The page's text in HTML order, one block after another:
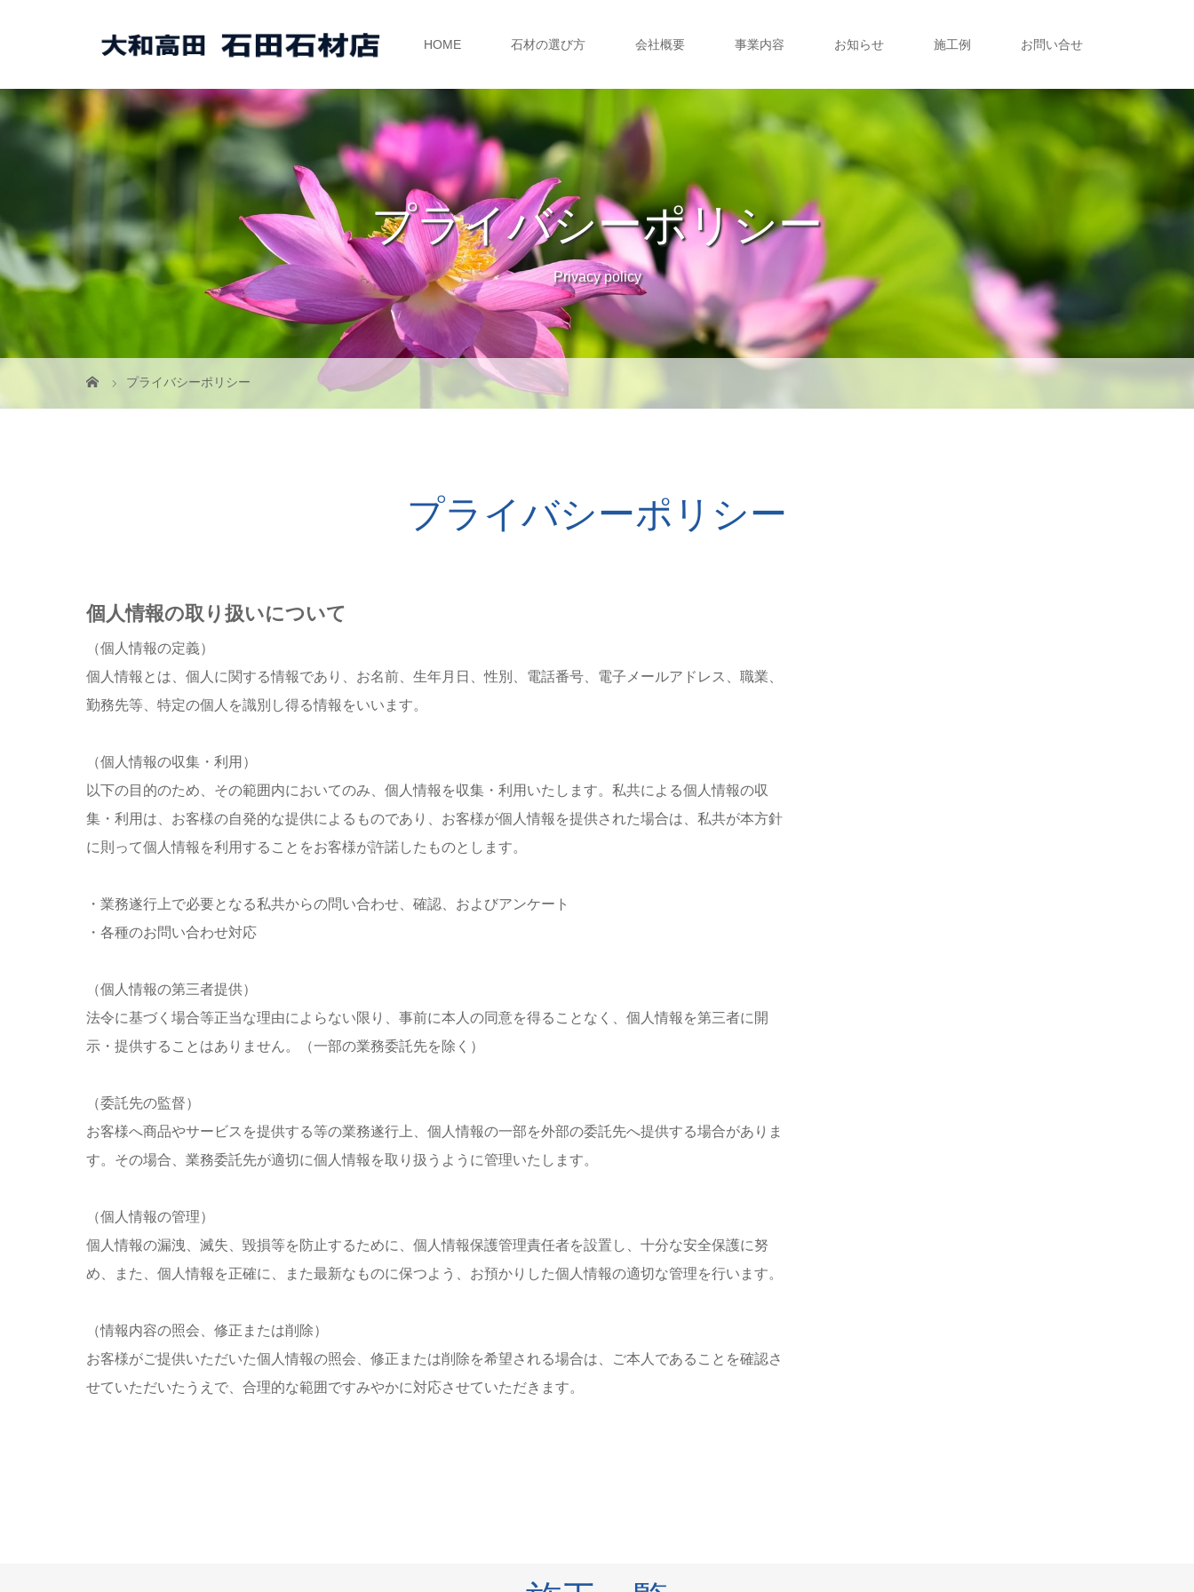
HOME 石材の選び方 会社概要 事業内容 お知らせ 施工例 お問い合せ
プライバシーポリシー
Privacy policy
プライバシーポリシー
プライバシーポリシー
個人情報の取り扱いについて
（個人情報の定義）
個人情報とは、個人に関する情報であり、お名前、生年月日、性別、電話番号、電子メールアドレス、職業、
勤務先等、特定の個人を識別し得る情報をいいます。
（個人情報の収集・利用）
以下の目的のため、その範囲内においてのみ、個人情報を収集・利用いたします。私共による個人情報の収
集・利用は、お客様の自発的な提供によるものであり、お客様が個人情報を提供された場合は、私共が本方針
に則って個人情報を利用することをお客様が許諾したものとします。
・業務遂行上で必要となる私共からの問い合わせ、確認、およびアンケート
・各種のお問い合わせ対応
（個人情報の第三者提供）
法令に基づく場合等正当な理由によらない限り、事前に本人の同意を得ることなく、個人情報を第三者に開
示・提供することはありません。（一部の業務委託先を除く）
（委託先の監督）
お客様へ商品やサービスを提供する等の業務遂行上、個人情報の一部を外部の委託先へ提供する場合がありま
す。その場合、業務委託先が適切に個人情報を取り扱うように管理いたします。
（個人情報の管理）
個人情報の漏洩、滅失、毀損等を防止するために、個人情報保護管理責任者を設置し、十分な安全保護に努
め、また、個人情報を正確に、また最新なものに保つよう、お預かりした個人情報の適切な管理を行います。
（情報内容の照会、修正または削除）
お客様がご提供いただいた個人情報の照会、修正または削除を希望される場合は、ご本人であることを確認さ
せていただいたうえで、合理的な範囲ですみやかに対応させていただきます。